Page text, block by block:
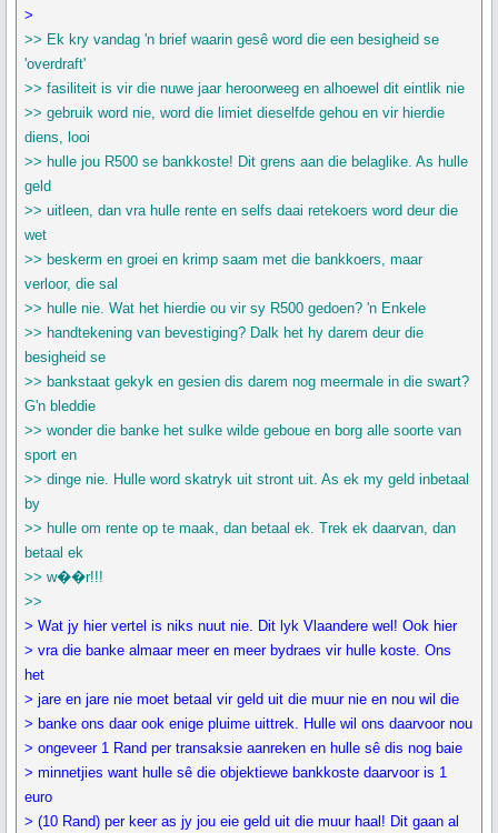
>
>> Ek kry vandag 'n brief waarin gesê word die een besigheid se
'overdraft'
>> fasiliteit is vir die nuwe jaar heroorweeg en alhoewel dit eintlik nie
>> gebruik word nie, word die limiet dieselfde gehou en vir hierdie
diens, looi
>> hulle jou R500 se bankkoste! Dit grens aan die belaglike. As hulle
geld
>> uitleen, dan vra hulle rente en selfs daai retekoers word deur die
wet
>> beskerm en groei en krimp saam met die bankkoers, maar
verloor, die sal
>> hulle nie. Wat het hierdie ou vir sy R500 gedoen? 'n Enkele
>> handtekening van bevestiging? Dalk het hy darem deur die
besigheid se
>> bankstaat gekyk en gesien dis darem nog meermale in die swart?
G'n bleddie
>> wonder die banke het sulke wilde geboue en borg alle soorte van
sport en
>> dinge nie. Hulle word skatryk uit stront uit. As ek my geld inbetaal
by
>> hulle om rente op te maak, dan betaal ek. Trek ek daarvan, dan
betaal ek
>> w��r!!!
>>
> Wat jy hier vertel is niks nuut nie. Dit lyk Vlaandere wel! Ook hier
> vra die banke almaar meer en meer bydraes vir hulle koste. Ons
het
> jare en jare nie moet betaal vir geld uit die muur nie en nou wil die
> banke ons daar ook enige pluime uittrek. Hulle wil ons daarvoor nou
> ongeveer 1 Rand per transaksie aanreken en hulle sê dis nog baie
> minnetjies want hulle sê die objektiewe bankkoste daarvoor is 1
euro
> (10 Rand) per keer as jy jou eie geld uit die muur haal! Dit gaan al